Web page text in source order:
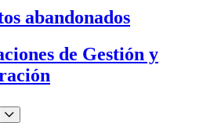
abandonados
de Gestión y